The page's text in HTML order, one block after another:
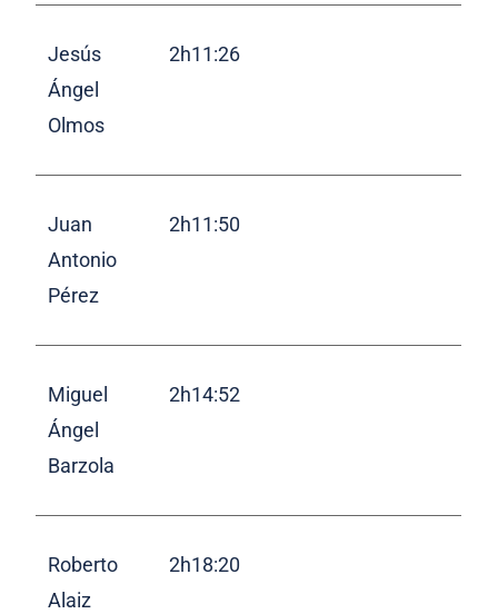
Jesús
Ángel
Olmos
2h11:26
Juan
Antonio
Pérez
2h11:50
Miguel
Ángel
Barzola
2h14:52
Roberto
Alaiz
2h18:20